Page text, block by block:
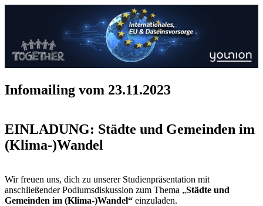
Infomailing vom 23.11.2023
EINLADUNG: Städte und Gemeinden im
(Klima-)Wandel
Wir freuen uns, dich zu unserer Studienpräsentation mit
anschließender Podiumsdiskussion zum Thema „Städte und
Gemeinden im (Klima-)Wandel“ einzuladen.